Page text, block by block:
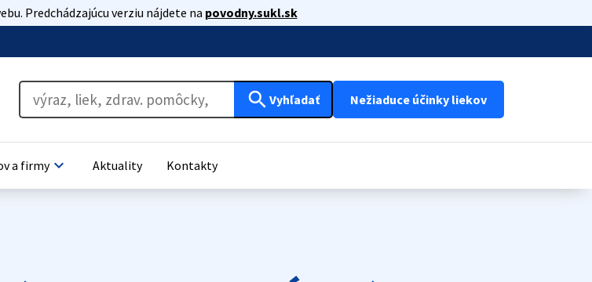
Predchádzajúcu verziu nájdete na povodny.sukl.sk
search Vyhľadať Nežiaduce účinky liekov
a firmykeyboard_arrow_down Aktuality Kontakty